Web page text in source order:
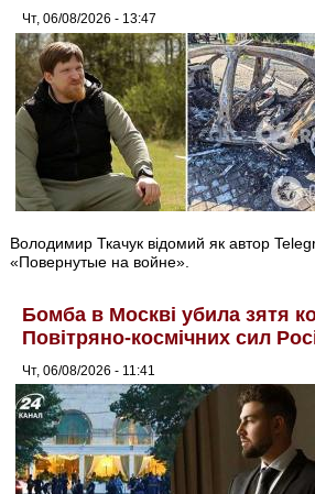
Чт, 06/08/2026 - 13:47
Володимир Ткачук відомий як автор
«Повернутые на войне».
Бомба в Москві убила зятя
Повітряно-космічних сил
Чт, 06/08/2026 - 11:41